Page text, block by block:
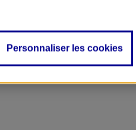
Personnaliser les cookies